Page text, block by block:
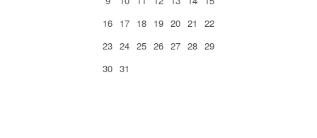
16 17 18 19 20 21
22
23 24 25 26 27 28 29
30 31